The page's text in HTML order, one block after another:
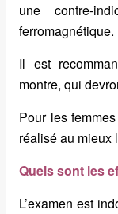
une contre-
ferromagnétique.
Il est
montre, qui
Pour les
réalisé au mieux
Quels sont les
L’examen est